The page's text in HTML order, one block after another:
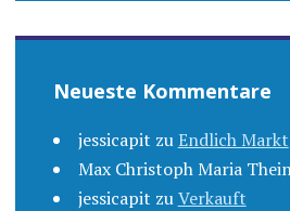
Neueste Kommentare
jessicapit zuEndlich Markt
Max Christoph Maria
jessicapit zuVerkauft